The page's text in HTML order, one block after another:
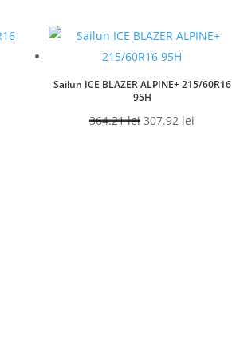
Sailun ICE BLAZER ALPINE+ 215/60R16
95H
364.21lei Prețul
307.92 lei